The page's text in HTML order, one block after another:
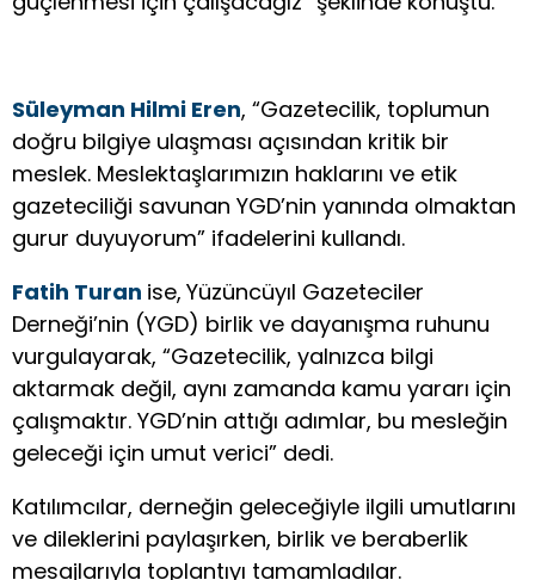
Süleyman Hilmi Eren, “Gazetecilik, toplumun
doğru bilgiye ulaşması açısından kritik bir
meslek. Meslektaşlarımızın haklarını ve etik
gazeteciliği savunan YGD’nin yanında olmaktan
gurur duyuyorum” ifadelerini kullandı.
Fatih Turan ise, Yüzüncüyıl Gazeteciler
Derneği’nin (YGD) birlik ve dayanışma ruhunu
vurgulayarak, “Gazetecilik, yalnızca bilgi
aktarmak değil, aynı zamanda kamu yararı için
çalışmaktır. YGD’nin attığı adımlar, bu mesleğin
geleceği için umut verici” dedi.
Katılımcılar, derneğin geleceğiyle ilgili umutlarını
ve dileklerini paylaşırken, birlik ve beraberlik
mesajlarıyla toplantıyı tamamladılar.